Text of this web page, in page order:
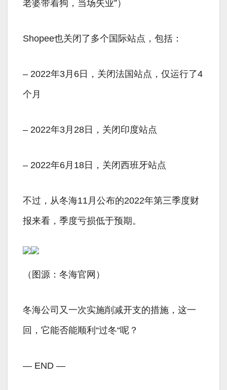
老婆带着狗，当场失业”）
Shopee也关闭了多个国际站点，包括：
– 2022年3月6日，关闭法国站点，仅运行了4
个月
– 2022年3月28日，关闭印度站点
– 2022年6月18日，关闭西班牙站点
不过，从冬海11月公布的2022年第三季度财
报来看，季度亏损低于预期。
（图源：冬海官网）
冬海公司又一次实施削减开支的措施，这一
回，它能否能顺利“过冬“呢？
— END —